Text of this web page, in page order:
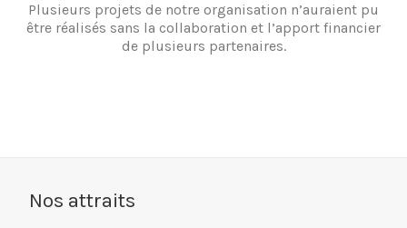
Plusieurs projets de notre organisation n’auraient pu
être réalisés sans la collaboration et l’apport financier
de plusieurs partenaires.
Nos attraits